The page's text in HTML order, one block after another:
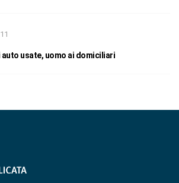
usate, uomo ai domiciliari